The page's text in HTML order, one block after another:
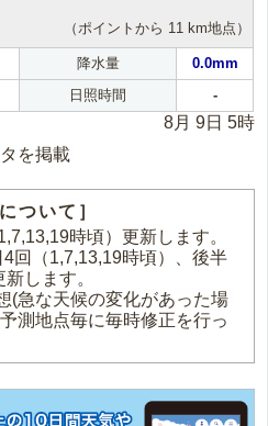
（ポイントから 11 km地点）
降水量
0.0mm
日照時間 -
8月 9日 5時
を掲載
ついて］
時頃）更新します。
回（1,7,13,19時頃）、後半
します。
(急な天候の変化があった場
測地点毎に毎時修正を行っ